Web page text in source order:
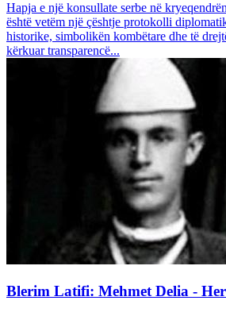
Hapja e një konsullate serbe në
është vetëm një çështje protokolli
historike, simbolikën kombëtare dhe të
kërkuar transparencë...
Blerim Latifi: Mehmet Delia -